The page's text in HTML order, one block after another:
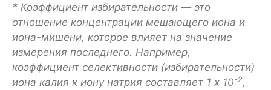
* Коэффициент избирательности — это
отношение концентрации мешающего иона и
иона-мишени, которое влияет на значение
измерения последнего. Например,
коэффициент селективности (избирательности)
иона калия к иону натрия составляет 1 x 10-2,